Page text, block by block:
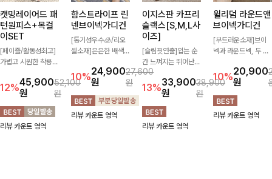
캣밍레이어드 패
턴원피스+목걸
이SET
[페이즐/활동성최고]
가볍고 시원한 착용감
없이 즐기기 좋은 라
운드 니트 🤍 베이직
한 디자인으로 다양한
하의와 손쉽게 매치되
어 데일리하게 활용하
12%45,900
원
52,100
원
리뷰 카운트 영역
함스트라이프 린
넨브이넥가디건
[통기성우수🧊/리오
셀소재]은은한 배색
캐주얼하면서도 산뜻
한 무드 살려주는 니
트 가디건 💛 브이넥
라인에 슬림하게 떨어
지는 핏 더해져 단독
10%24,900
원
27,600
원
리뷰 카운트 영역
이지스판 카프리
슬랙스[S,M,L사
이즈]
[슬림핏연출]입는 순
간 느껴지는 뛰어난
신축성으로 활동량 많
은 날에도 편안하게
🌿 발목이 드러나는
카프리 기장이 다리
라인을 더욱 길고 산
뜻하게 보여주며, 깔
13%33,900
원
38,900
원
리뷰 카운트 영역
윌리덤 라운드앤
브이넥가디건
[부드러운소재]브이
넥과 라운드넥, 두 가
맞게 선택할 수 있는
활용도 높은 가디건
🤍 부드러운 착용감
과 베이직한 디자인으
로 단독은 물론 가볍
10%20,900
원
리뷰 카운트 영역